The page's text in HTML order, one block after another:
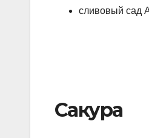
сливовый сад
Сакура